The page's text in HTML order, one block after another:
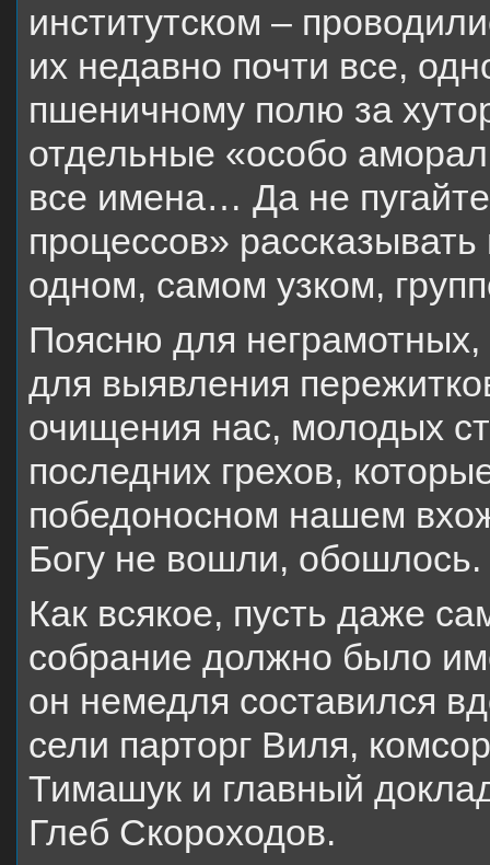
институтском –
их недавно почти все,
пшеничному полю за
отдельные «особо
все имена… Да не
процессов»
одном, самом узком,
Поясню для неграмотных,
для выявления
очищения нас, молодых
последних грехов,
победоносном нашем
Богу не вошли, обошлось.
Как всякое, пусть даже
собрание должно было
он немедля составился
сели парторг Виля,
Тимашук и главный
Глеб Скороходов.